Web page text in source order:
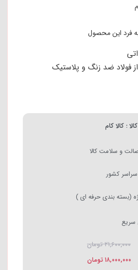
فرد این محصول
فولاد ضد زنگ و پلاستیک
: کالا کام
و سلامت کالا
سراسر کشور
(بسته بندی حرفه ای )
سریع
۲۱,۶۰۰,۰۰۰تومان
۱۸,۰۰۰,۰۰۰ تومان